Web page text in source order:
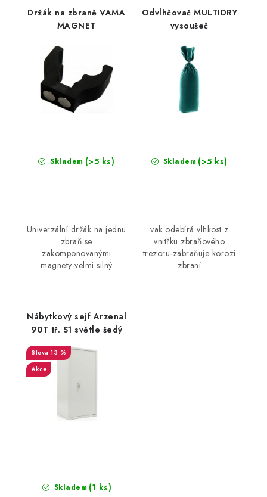
Držák na zbraně VAMA
MAGNET
Skladem (>5 ks)
Univerzální držák na jednu
zbraň se
zakomponovanými
magnety-velmi silný
Odvlhčovač MULTIDRY
vysoušeč
Skladem (>5 ks)
vak odebírá vlhkost z
vnitřku zbraňového
trezoru-zabraňuje korozi
zbraní
Nábytkový sejf Arzenal
90T tř. S1 světle šedý
13 %
Akce
Skladem (1 ks)